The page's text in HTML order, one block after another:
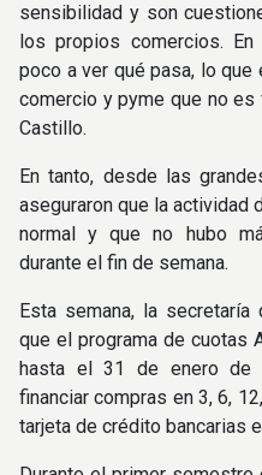
sensibilidad y son
los propios comercios.
poco a ver qué pasa, lo
comercio y pyme que no es
Castillo.
En tanto, desde las
aseguraron que la actividad
normal y que no hubo
durante el fin de semana.
Esta semana, la
que el programa de cuotas
hasta el 31 de enero de
financiar compras en 3, 6,
tarjeta de crédito bancarias